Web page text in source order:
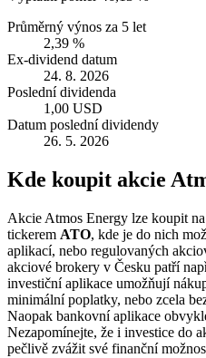
Průměrný výnos za 5 let
2,39 %
Ex-dividend datum
24. 8. 2026
Poslední dividenda
1,00 USD
Datum poslední dividendy
26. 5. 2026
Kde koupit akcie
Akcie Atmos Energy lze koupit
tickerem ATO, kde je do nich
aplikací, nebo regulovaných
akciové brokery v Česku patří
investiční aplikace umožňují
minimální poplatky, nebo zcela
Naopak bankovní aplikace
Nezapomínejte, že i investice do
pečlivě zvážit své finanční